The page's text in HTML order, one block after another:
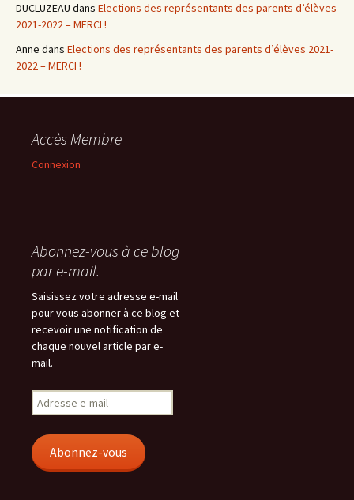
DUCLUZEAU dans Elections des représentants des parents d’élèves
2021-2022 – MERCI !
Anne dans Elections des représentants des parents d’élèves 2021-
2022 – MERCI !
Accès Membre
Connexion
Abonnez-vous à ce blog
par e-mail.
Saisissez votre adresse e-mail
pour vous abonner à ce blog et
recevoir une notification de
chaque nouvel article par e-
mail.
Adresse
e-
Abonnez-vous